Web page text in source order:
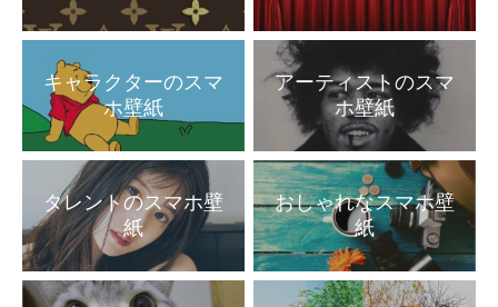
キャラクターのスマ
ホ壁紙
アーティストのスマ
ホ壁紙
タレントのスマホ壁
紙
おしゃれなスマホ壁
紙